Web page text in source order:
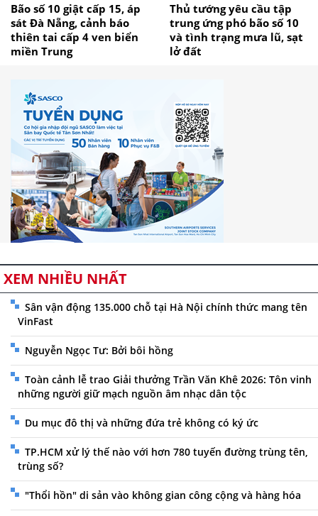
Bão số 10 giật cấp 15, áp
sát Đà Nẵng, cảnh báo
thiên tai cấp 4 ven biển
miền Trung
Thủ tướng yêu cầu tập
trung ứng phó bão số 10
và tình trạng mưa lũ, sạt
lở đất
XEM NHIỀU NHẤT
Sân vận động 135.000 chỗ tại Hà Nội chính thức mang tên
VinFast
Nguyễn Ngọc Tư: Bởi bôi hồng
Toàn cảnh lễ trao Giải thưởng Trần Văn Khê 2026: Tôn vinh
những người giữ mạch nguồn âm nhạc dân tộc
Du mục đô thị và những đứa trẻ không có ký ức
TP.HCM xử lý thế nào với hơn 780 tuyến đường trùng tên,
trùng số?
"Thổi hồn" di sản vào không gian công cộng và hàng hóa